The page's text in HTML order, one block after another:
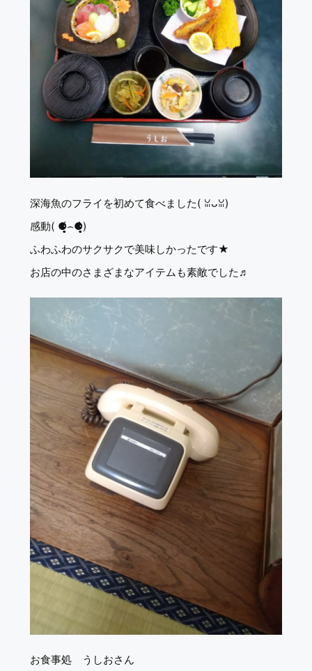
深海魚のフライを初めて食べました( ꈍᴗꈍ)
感動( ⚈̥̥̥̥̥́⌢⚈̥̥̥̥̥̀)
ふわふわのサクサクで美味しかったです★
お店の中のさまざまなアイテムも素敵でした♬
お食事処 うしおさん